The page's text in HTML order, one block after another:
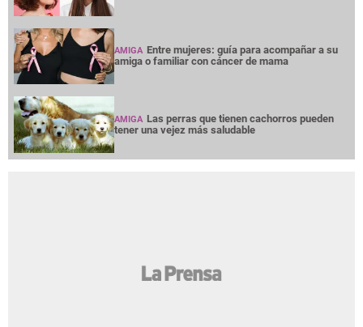
AMIGA Entre mujeres: guía para acompañar a su
amiga o familiar con cáncer de mama
AMIGA Las perras que tienen cachorros pueden
tener una vejez más saludable